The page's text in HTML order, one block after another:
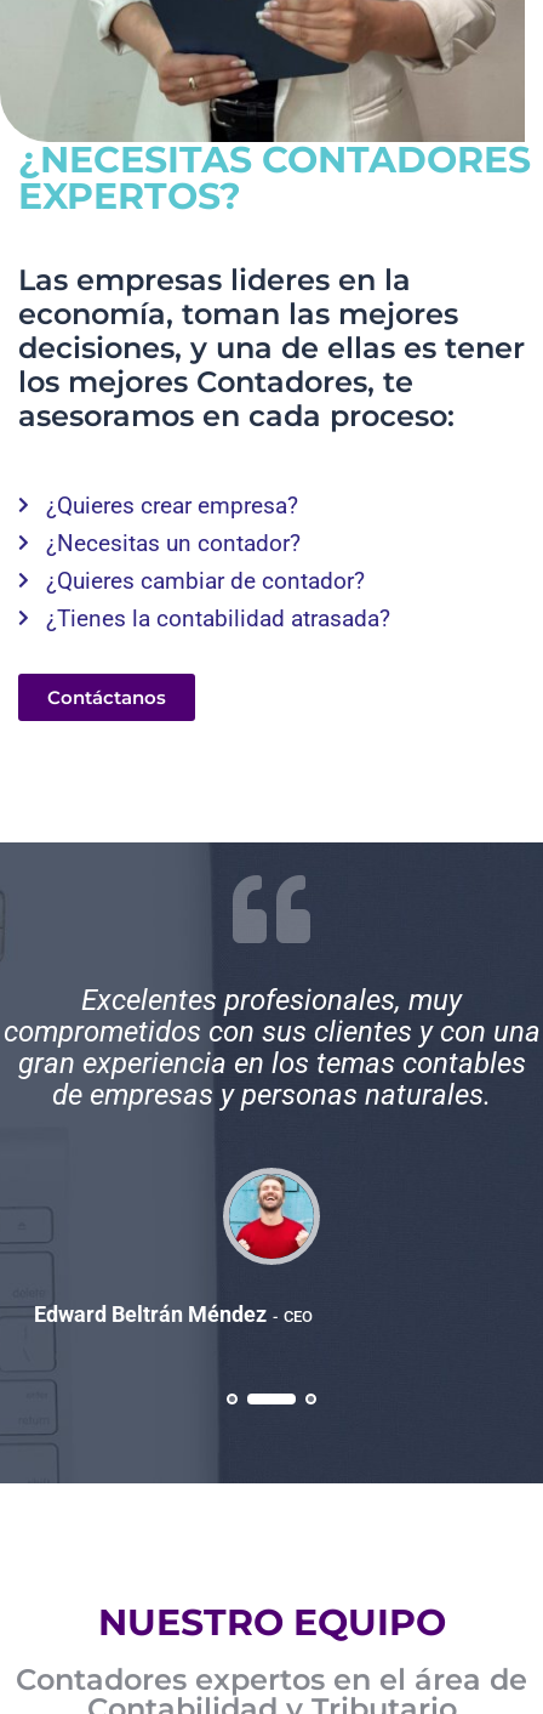
¿NECESITAS CONTADORES
EXPERTOS?
Las empresas lideres en la
economía, toman las mejores
decisiones, y una de ellas es tener
los mejores Contadores, te
asesoramos en cada proceso:
¿Quieres crear empresa?
¿Necesitas un contador?
¿Quieres cambiar de contador?
¿Tienes la contabilidad atrasada?
Contáctanos
Excelentes profesionales, muy
comprometidos con sus clientes y con una
gran experiencia en los temas contables
de empresas y personas naturales.
Edward Beltrán Méndez CEO
NUESTRO EQUIPO
Contadores expertos en el área de